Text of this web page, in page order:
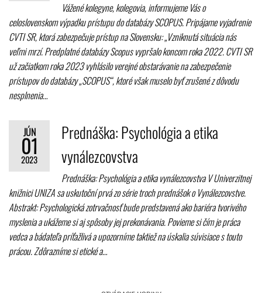
Vážené kolegyne, kolegovia, informujeme Vás o
celoslovenskom výpadku prístupu do databázy SCOPUS. Pripájame vyjadrenie
CVTI SR, ktorá zabezpečuje prístup na Slovensku: „Vzniknutá situácia nás
veľmi mrzí. Predplatné databázy Scopus vypršalo koncom roka 2022. CVTI SR
už začiatkom roka 2023 vyhlásilo verejné obstarávanie na zabezpečenie
prístupov do databázy „SCOPUS“, ktoré však muselo byť zrušené z dôvodu
nesplnenia…
JÚN
01
2023
Prednáška: Psychológia a etika
vynálezcovstva
Prednáška: Psychológia a etika vynálezcovstva V Univerzitnej
knižnici UNIZA sa uskutoční prvá zo série troch prednášok o Vynálezcovstve.
Abstrakt: Psychologická zotrvačnosť bude predstavená ako bariéra tvorivého
myslenia a ukážeme si aj spôsoby jej prekonávania. Povieme si čím je práca
vedca a bádateľa príťažlivá a upozorníme taktiež na úskalia súvisiace s touto
prácou. Zdôrazníme si etické a…